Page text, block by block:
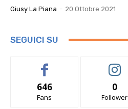
Giusy La Piana - 20 Ottobre 2021
SEGUICI SU
646
Fans
0
Follower